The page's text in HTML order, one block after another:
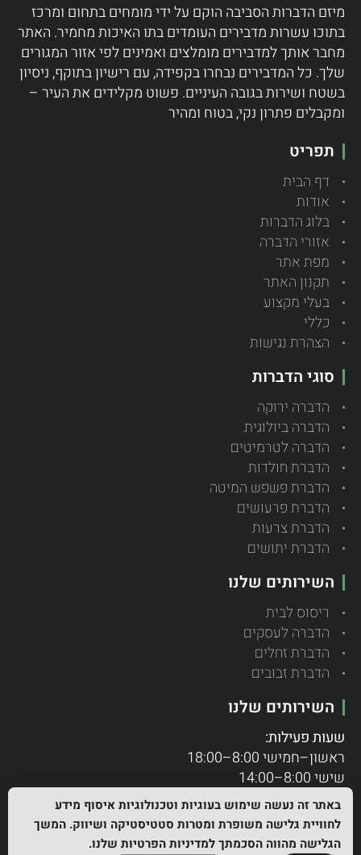
מיזם הדברות הסביבה הוקם על ידי מומחים בתחום ומרכז
בתוכו עשרות מדבירים העומדים בתו האיכות מחמיר. האתר
מחבר אותך למדבירים מומלצים ואמינים לפי אזור המגורים
שלך. כל המדבירים נבחרו בקפידה, עם רישיון בתוקף, ניסיון
בשטח ושירות בגובה העיניים. פשוט מקלידים את העיר –
ומקבלים פתרון נקי, בטוח ומהיר
תפריט
דף הבית
אודות
בלוג הדברות
אזורי הדברה
מפת אתר
תקנון האתר
בעלי מקצוע
כללי
הצהרת נגישות
סוגי הדברות
הדברה ירוקה
הדברה ביולוגית
הדברה לטרמיטים
הדברת חולדות
הדברת פשפש המיטה
הדברת פרעושים
הדברת צרעות
הדברת יתושים
השירותים שלנו
ריסוס לבית
הדברה לעסקים
הדברת זחלים
הדברת זבובים
השירותים שלנו
שעות פעילות:
ראשון–חמישי 8:00–18:00
שישי 8:00–14:00
שבתות וחגים – סגור
במקרי חירום ניתן לפנות גם מעבר לשעות הפעילות.
באתר זה נעשה שימוש בעוגיות וטכנולוגיות איסוף מידע
לחוויית גלישה משופרת ומטרות סטטיסטיקה ושיווק. המשך
הגלישה מהווה הסכמתךלמדיניות הפרטיות שלנו.